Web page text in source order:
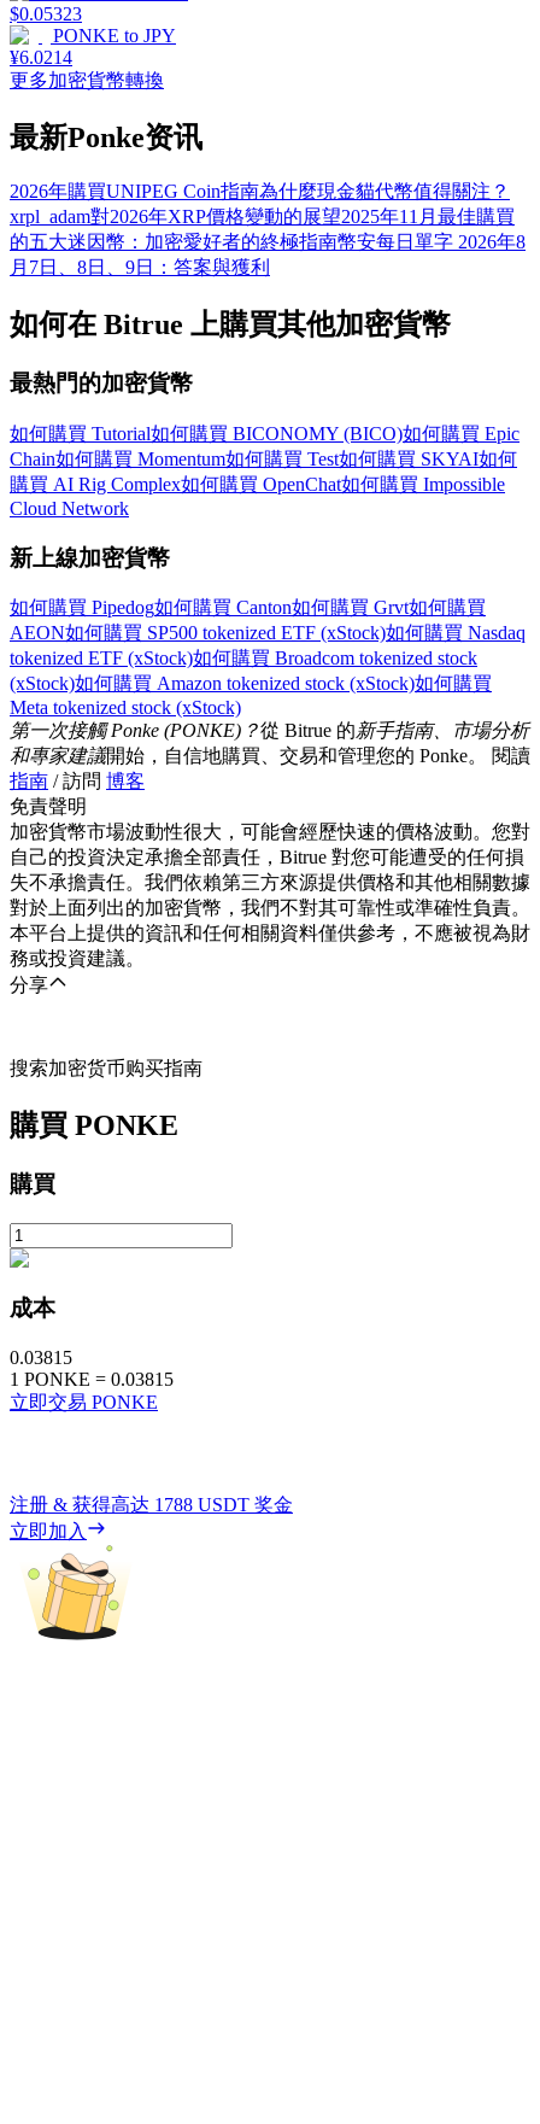
$0.05323
PONKE to JPY
¥6.0214
更多加密貨幣轉換
最新Ponke资讯
2026年購買UNIPEG Coin指南為什麼現金貓代幣值得關注？
xrpl_adam對2026年XRP價格變動的展望2025年11月最佳購買
的五大迷因幣：加密愛好者的終極指南幣安每日單字 2026年8
月7日、8日、9日：答案與獲利
如何在 Bitrue 上購買其他加密貨幣
最熱門的加密貨幣
如何購買 Tutorial如何購買 BICONOMY (BICO)如何購買 Epic
Chain如何購買 Momentum如何購買 Test如何購買 SKYAI如何
購買 AI Rig Complex如何購買 OpenChat如何購買 Impossible
Cloud Network
新上線加密貨幣
如何購買 Pipedog如何購買 Canton如何購買 Grvt如何購買
AEON如何購買 SP500 tokenized ETF (xStock)如何購買 Nasdaq
tokenized ETF (xStock)如何購買 Broadcom tokenized stock
(xStock)如何購買 Amazon tokenized stock (xStock)如何購買
Meta tokenized stock (xStock)
第一次接觸 Ponke (PONKE)？從 Bitrue 的新手指南、市場分析
和專家建議開始，自信地購買、交易和管理您的 Ponke。 閱讀
指南 / 訪問 博客
免責聲明
加密貨幣市場波動性很大，可能會經歷快速的價格波動。您對
自己的投資決定承擔全部責任，Bitrue 對您可能遭受的任何損
失不承擔責任。我們依賴第三方來源提供價格和其他相關數據
對於上面列出的加密貨幣，我們不對其可靠性或準確性負責。
本平台上提供的資訊和任何相關資料僅供參考，不應被視為財
務或投資建議。
分享
搜索加密货币购买指南
購買 PONKE
購買
成本
0.03815
1 PONKE = 0.03815
立即交易 PONKE
注册 & 获得高达 1788 USDT 奖金
立即加入